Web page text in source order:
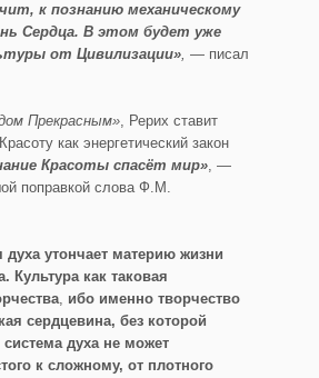
к познанию механическому
Сердца. В этом будет уже
от Цивилизации», — писал
Прекрасным», Рерих ставит
как энергетический закон
Красоты спасёт мир», —
поправкой слова Ф.М.
духа утончает материю жизни
Культура как таковая
, ибо именно творчество
сердцевина, без которой
духа не может
к сложному, от плотного